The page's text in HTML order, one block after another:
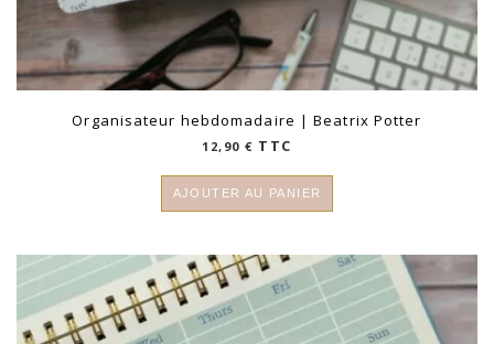
Organisateur hebdomadaire | Beatrix Potter
12,90€ TTC
AJOUTER AU PANIER